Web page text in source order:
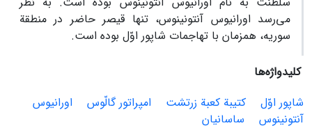
می‌رسد اورانیوس آنتونینوس، تنها قیصر حاضر در منطقة
سوریه، هم­زمان با تهاجمات شاپور اوّل بوده است.
کلیدواژه‌ها
شاپور اوّل
کتیبة کعبة زرتشت امپراتور گالّوس
اورانیوس
آنتونینوس
ساسانیان